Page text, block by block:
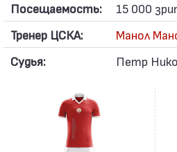
Посещаемость:
15 000
Тренер ЦСКА:
Манол
Судья:
Петр